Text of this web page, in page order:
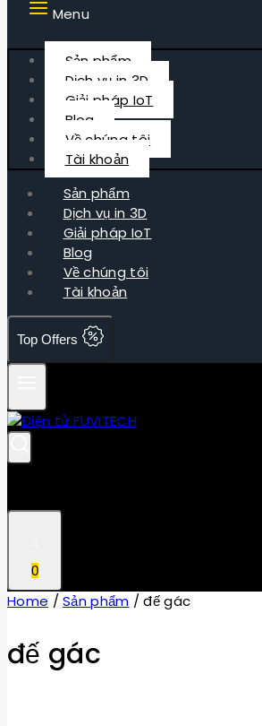
Menu
Sản phẩm
Dịch vụ in 3D
Giải pháp IoT
Blog
Về chúng tôi
Tài khoản
Sản phẩm
Dịch vụ in 3D
Giải pháp IoT
Blog
Về chúng tôi
Tài khoản
Top Offers
0
Home / Sản phẩm / đế gác
đế gác